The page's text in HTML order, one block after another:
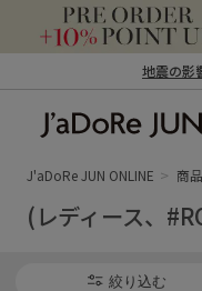
地震の影
ン オンライン）
J'aDoRe JUN ONLINE 商
(レディース、
絞り込む